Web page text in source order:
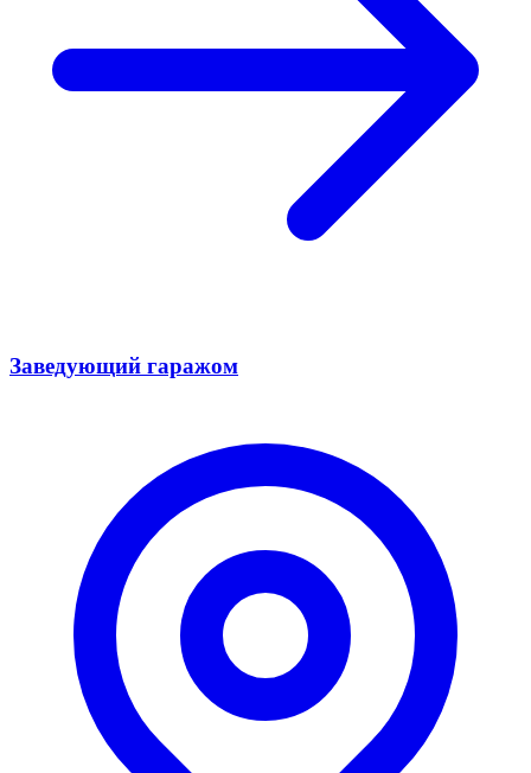
Заведующий гаражом